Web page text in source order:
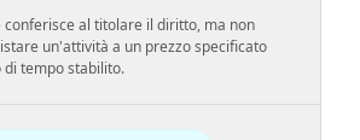
conferisce al titolare il diritto, ma non
un'attività a un prezzo specificato
tempo stabilito.